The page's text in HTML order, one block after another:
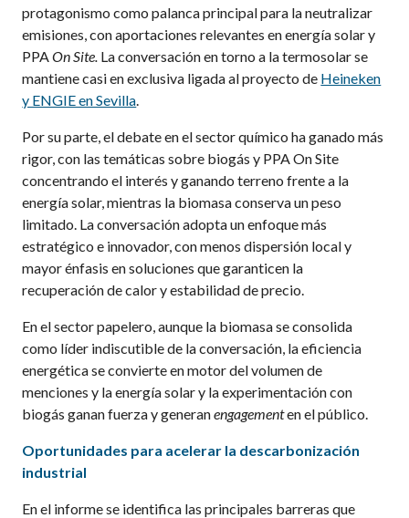
protagonismo como palanca principal para la neutralizar
emisiones, con aportaciones relevantes en energía solar y
PPAOn Site. La conversación en torno a la termosolar se
mantiene casi en exclusiva ligada al proyecto de Heineken
y ENGIE en Sevilla.
Por su parte, el debate en el sector químico ha ganado más
rigor, con las temáticas sobre biogás y PPA On Site
concentrando el interés y ganando terreno frente a la
energía solar, mientras la biomasa conserva un peso
limitado. La conversación adopta un enfoque más
estratégico e innovador, con menos dispersión local y
mayor énfasis en soluciones que garanticen la
recuperación de calor y estabilidad de precio.
En el sector papelero, aunque la biomasa se consolida
como líder indiscutible de la conversación, la eficiencia
energética se convierte en motor del volumen de
menciones y la energía solar y la experimentación con
biogás ganan fuerza y generanengagementen el público.
Oportunidades para acelerar la descarbonización
industrial
En el informe se identifica las principales barreras que